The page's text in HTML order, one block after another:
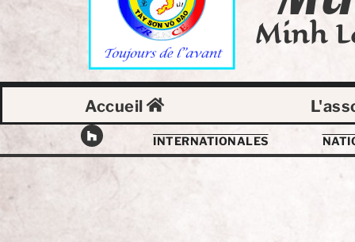
Minh
Accueil
INTERNATIONALES